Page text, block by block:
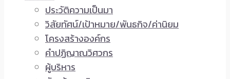
ประวัติความเป็นมา
วิสัยทัศน์/เป้าหมาย/พันธกิจ/ค่านิยม
โครงสร้างองค์กร
คำปฏิญาณวิศวกร
ผู้บริหาร